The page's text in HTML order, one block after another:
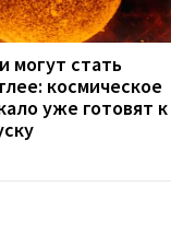
могут стать
космическое
уже готовят к